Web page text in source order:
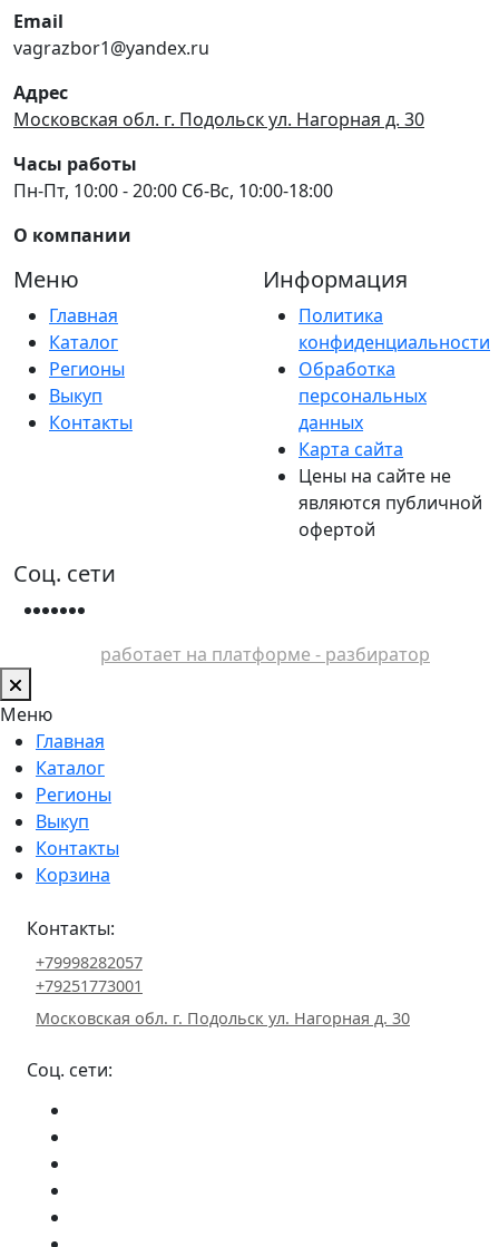
Email
vagrazbor1@yandex.ru
Адрес
Московская обл. г. Подольск ул. Нагорная д. 30
Часы работы
Пн-Пт, 10:00 - 20:00 Сб-Вс, 10:00-18:00
О компании
Меню
Главная
Каталог
Регионы
Выкуп
Контакты
Информация
Политика
конфиденциальности
Обработка
персональных
данных
Карта сайта
Цены на сайте не
являются публичной
офертой
Соц. сети
работает на платформе - разбиратор
Меню
Главная
Каталог
Регионы
Выкуп
Контакты
Корзина
Контакты:
+79998282057
+79251773001
Московская обл. г. Подольск ул. Нагорная д. 30
Соц. сети: